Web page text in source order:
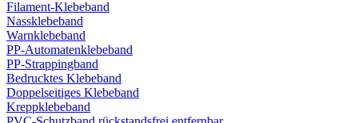
Filament-Klebeband
Nassklebeband
Warnklebeband
PP-Automatenklebeband
PP-Strappingband
Bedrucktes Klebeband
Doppelseitiges Klebeband
Kreppklebeband